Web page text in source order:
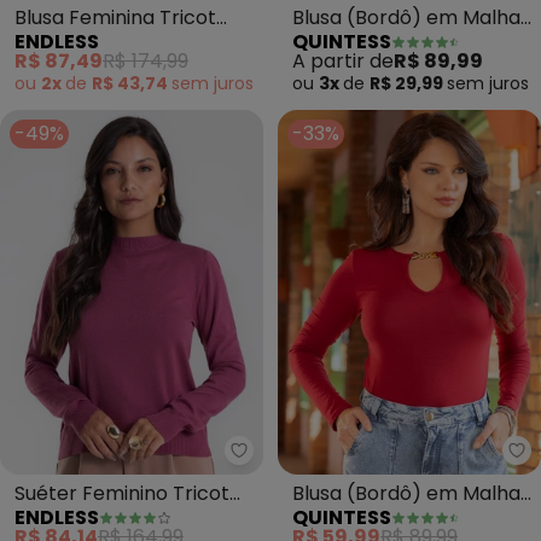
Blusa Feminina Tricot
Listrado (Vermelho)
ENDLESS
R$ 87,49R$ 174,99
ou 2x de R$ 43,74 sem juros
Blusa (Bordô) em Malha
Texturizada
QUINTESS
A partir deR$ 89,99
ou 3x de R$ 29,99 sem juros
-49%
Endless - Suéter Feminino
Suéter Feminino Tricot
(Vermelho)
ENDLESS
-33%
Blusa (Bordô) em Malha
de Viscose
QUINTESS